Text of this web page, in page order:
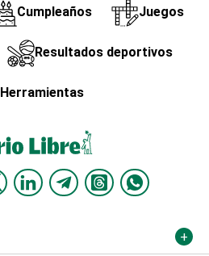
Cumpleaños Juegos
Resultados deportivos
Herramientas